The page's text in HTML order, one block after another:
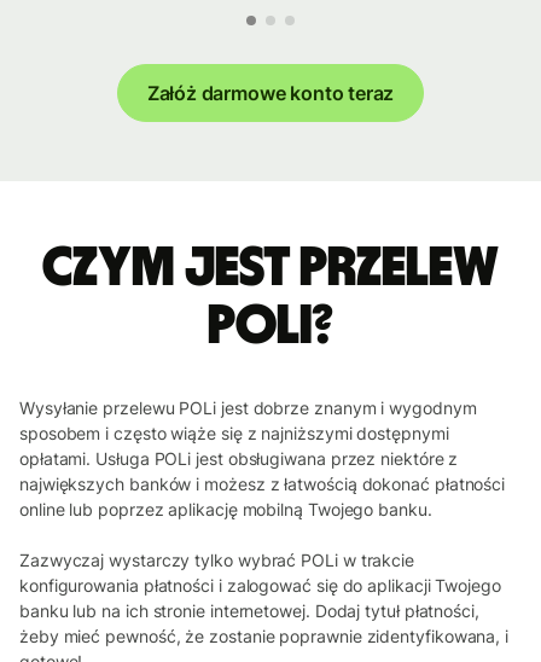
Załóż darmowe konto teraz
Czym jest przelew
POLi?
Wysyłanie przelewu POLi jest dobrze znanym i wygodnym
sposobem i często wiąże się z najniższymi dostępnymi
opłatami. Usługa POLi jest obsługiwana przez niektóre z
największych banków i możesz z łatwością dokonać płatności
online lub poprzez aplikację mobilną Twojego banku.
Zazwyczaj wystarczy tylko wybrać POLi w trakcie
konfigurowania płatności i zalogować się do aplikacji Twojego
banku lub na ich stronie internetowej. Dodaj tytuł płatności,
żeby mieć pewność, że zostanie poprawnie zidentyfikowana, i